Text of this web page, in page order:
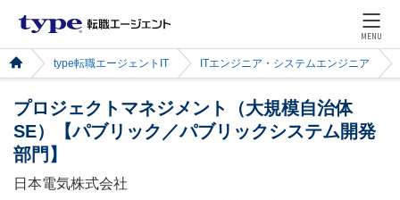
MENU
type転職エージェントIT ITエンジニア・システムエンジニア
プロジェクトマネジメント（大規模自治体
SE）【パブリック／パブリックシステム開発
部門】
日本電気株式会社